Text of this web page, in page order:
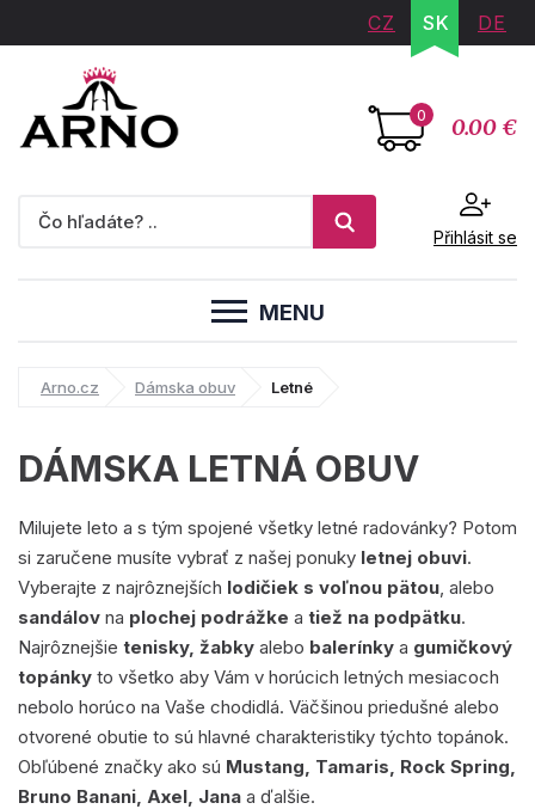
CZ SK DE
0 0.00 €
Přihlásit se
MENU
Arno.cz Dámska obuv Letné
DÁMSKA LETNÁ OBUV
Milujete leto a s tým spojené všetky letné radovánky? Potom
si zaručene musíte vybrať z našej ponuky letnej obuvi.
Vyberajte z najrôznejších lodičiek s voľnou pätou, alebo
sandálov na plochej podrážke a tiež na podpätku.
Najrôznejšie tenisky, žabky alebo balerínky a gumičkový
topánky to všetko aby Vám v horúcich letných mesiacoch
nebolo horúco na Vaše chodidlá. Väčšinou priedušné alebo
otvorené obutie to sú hlavné charakteristiky týchto topánok.
Obľúbené značky ako sú Mustang, Tamaris, Rock Spring,
Bruno Banani, Axel, Jana a ďalšie.